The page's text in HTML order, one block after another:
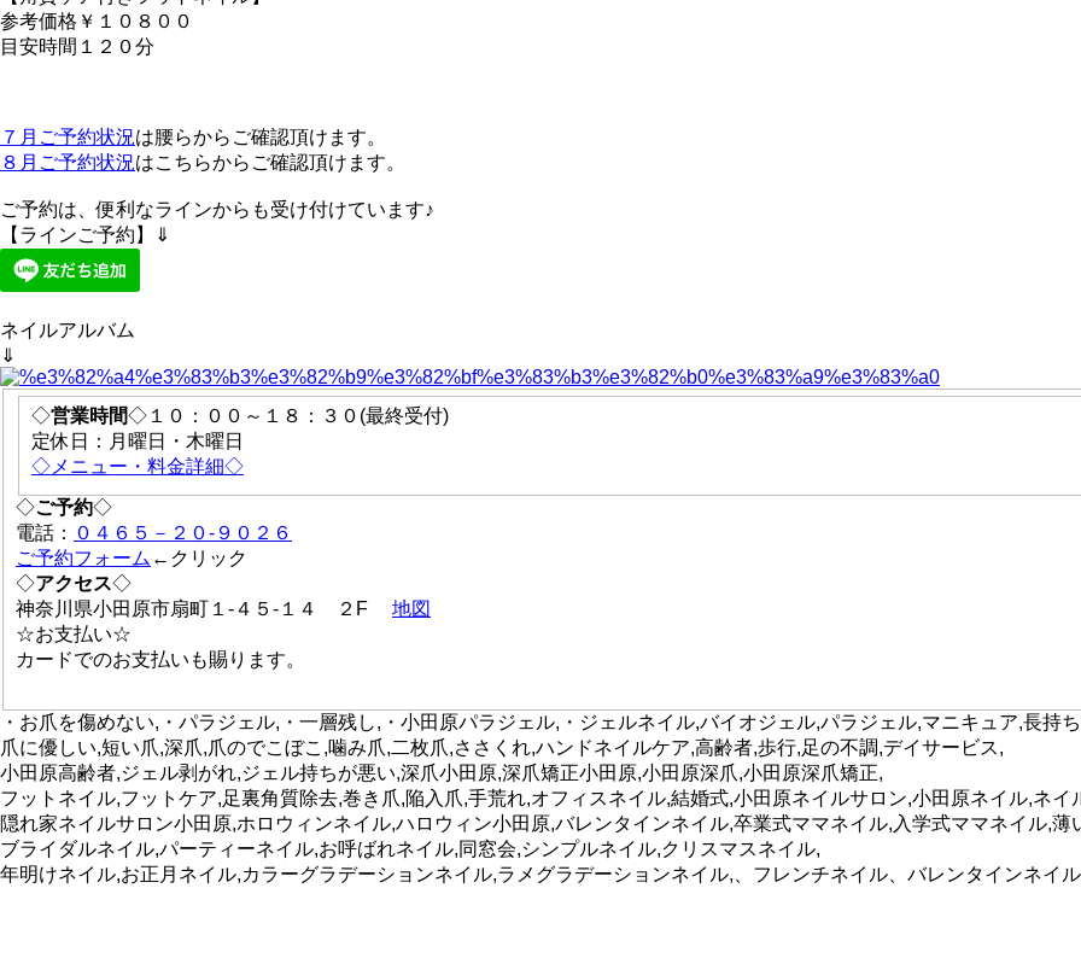
参考価格￥１０８００
目安時間１２０分
７月ご予約状況は腰らからご確認頂けます。
８月ご予約状況はこちらからご確認頂けます。
ご予約は、便利なラインからも受け付けています♪
【ラインご予約】⇓
ネイルアルバム
⇓
◇営業時間◇１０：００～１８：３０(最終受付)
定休日：月曜日・木曜日
◇メニュー・料金詳細◇
◇ご予約◇
電話： ０４６５－２０-９０２６
ご予約フォーム ←クリック
◇アクセス◇
神奈川県小田原市扇町１-４５-１４ ２F 地図
☆お支払い☆
カードでのお支払いも賜ります。
・お爪を傷めない,・パラジェル,・一層残し,・小田原パラジェル,・ジェルネイル,バイオジェル,パラジェル,マニキュア,長持
爪に優しい,短い爪,深爪,爪のでこぼこ,噛み爪,二枚爪,ささくれ,ハンドネイルケア,高齢者,歩行,足の不調,デイサービス,
小田原高齢者,ジェル剥がれ,ジェル持ちが悪い,深爪小田原,深爪矯正小田原,小田原深爪,小田原深爪矯正,
フットネイル,フットケア,足裏角質除去,巻き爪,陥入爪,手荒れ,オフィスネイル,結婚式,小田原ネイルサロン,小田原ネイル,ネ
隠れ家ネイルサロン小田原,ホロウィンネイル,ハロウィン小田原,バレンタインネイル,卒業式ママネイル,入学式ママネイル,薄
ブライダルネイル,パーティーネイル,お呼ばれネイル,同窓会,シンプルネイル,クリスマスネイル,
年明けネイル,お正月ネイル,カラーグラデーションネイル,ラメグラデーションネイル,、フレンチネイル、バレンタインネイ